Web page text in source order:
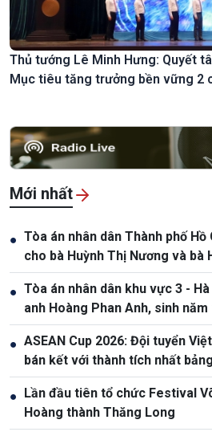
Thủ tướng Lê Minh Hưng: Quyết
Mục tiêu tăng trưởng bền vững 2
Mới nhất
● Tòa án nhân dân Thành phố
cho bà Huỳnh Thị Nương và bà
● Tòa án nhân dân khu vực 3 -
anh Hoàng Phan Anh, sinh năm
● ASEAN Cup 2026: Đội tuyển
bán kết với thành tích nhất bảng
● Lần đầu tiên tổ chức Festival
Hoàng thành Thăng Long